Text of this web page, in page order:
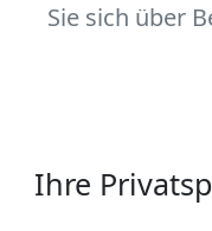
Sie sich über
Ihre